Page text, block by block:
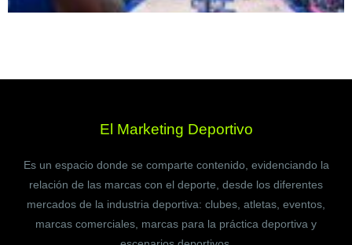
El Marketing Deportivo
Es un espacio donde se comparte contenido, evidenciando la
relación de las marcas con el deporte, desde los diferentes
mercados de la industria deportiva: clubes, atletas, eventos,
marcas comerciales, marcas para la práctica deportiva y